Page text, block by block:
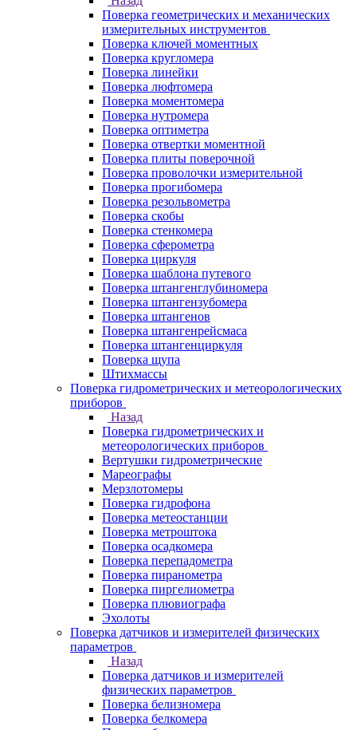
Поверка геометрических и механических
измерительных инструментов
Поверка ключей моментных
Поверка кругломера
Поверка линейки
Поверка люфтомера
Поверка моментомера
Поверка нутромера
Поверка оптиметра
Поверка отвертки моментной
Поверка плиты поверочной
Поверка проволочки измерительной
Поверка прогибомера
Поверка резольвометра
Поверка скобы
Поверка стенкомера
Поверка сферометра
Поверка циркуля
Поверка шаблона путевого
Поверка штангенглубиномера
Поверка штангензубомера
Поверка штангенов
Поверка штангенрейсмаса
Поверка штангенциркуля
Поверка щупа
Штихмассы
Поверка гидрометрических и метеорологических
приборов
Назад
Поверка гидрометрических и
метеорологических приборов
Вертушки гидрометрические
Мареографы
Мерзлотомеры
Поверка гидрофона
Поверка метеостанции
Поверка метроштока
Поверка осадкомера
Поверка перепадометра
Поверка пиранометра
Поверка пиргелиометра
Поверка плювиографа
Эхолоты
Поверка датчиков и измерителей физических
параметров
Назад
Поверка датчиков и измерителей
физических параметров
Поверка белизномера
Поверка белкомера